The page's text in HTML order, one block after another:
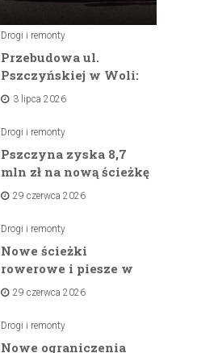
Drogi i remonty
Przebudowa ul.
Pszczyńskiej w Woli:
Wielka inwestycja
horyzoncie
3 lipca 2026
Drogi i remonty
Pszczyna zyska 8,7
mln zł na nową ścieżkę
rowerową między
29 czerwca 2026
Drogi i remonty
Nowe ścieżki
rowerowe i piesze w
gminach Suszec i
unijnemu wsparciu
29 czerwca 2026
Drogi i remonty
Nowe ograniczenia